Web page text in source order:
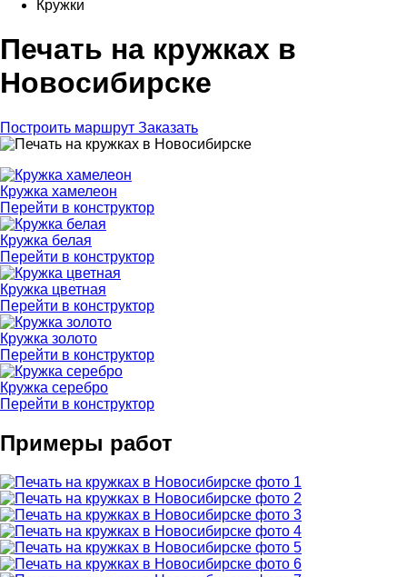
Кружки
Печать на кружках в
Новосибирске
Построить маршрут Заказать
Кружка хамелеон
Перейти в конструктор
Кружка белая
Перейти в конструктор
Кружка цветная
Перейти в конструктор
Кружка золото
Перейти в конструктор
Кружка серебро
Перейти в конструктор
Примеры работ